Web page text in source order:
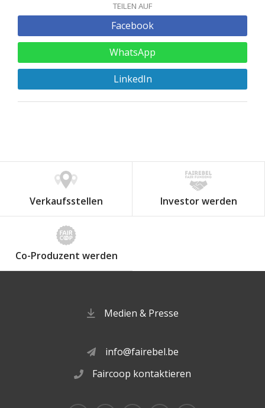
TEILEN AUF
Facebook
WhatsApp
LinkedIn
Verkaufsstellen Investor werden
Co-Produzent werden
Medien & Presse
info@fairebel.be
Faircoop kontaktieren